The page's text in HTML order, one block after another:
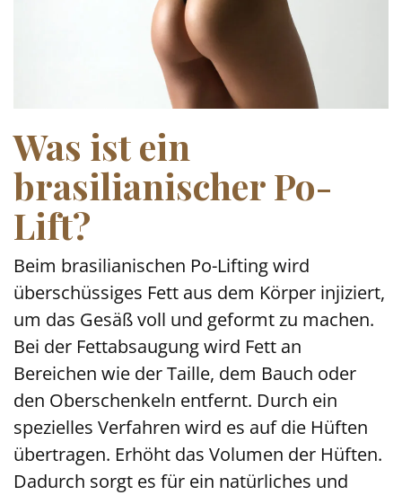
Was ist ein
brasilianischer Po-
Lift?
Beim brasilianischen Po-Lifting wird
überschüssiges Fett aus dem Körper injiziert,
um das Gesäß voll und geformt zu machen.
Bei der Fettabsaugung wird Fett an
Bereichen wie der Taille, dem Bauch oder
den Oberschenkeln entfernt. Durch ein
spezielles Verfahren wird es auf die Hüften
übertragen. Erhöht das Volumen der Hüften.
Dadurch sorgt es für ein natürliches und